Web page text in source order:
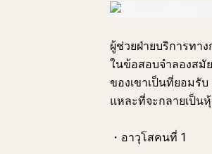
ผู้ช่วยฝ่ายบริการทา
ในข้อสอบจำลองสมั
ของเขาเป็นที่ยอมรั
แหละที่จะกลายเป็น
・อาวุโสคนที่ 1